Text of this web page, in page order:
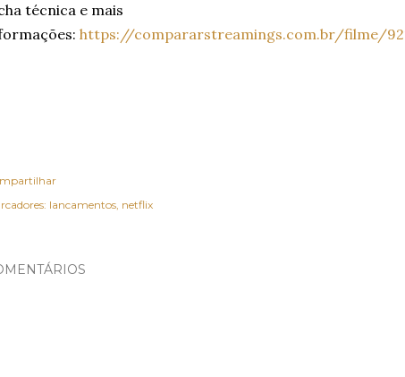
técnica e mais
https://compararstreamings.com.br/filme/
lancamentos netflix